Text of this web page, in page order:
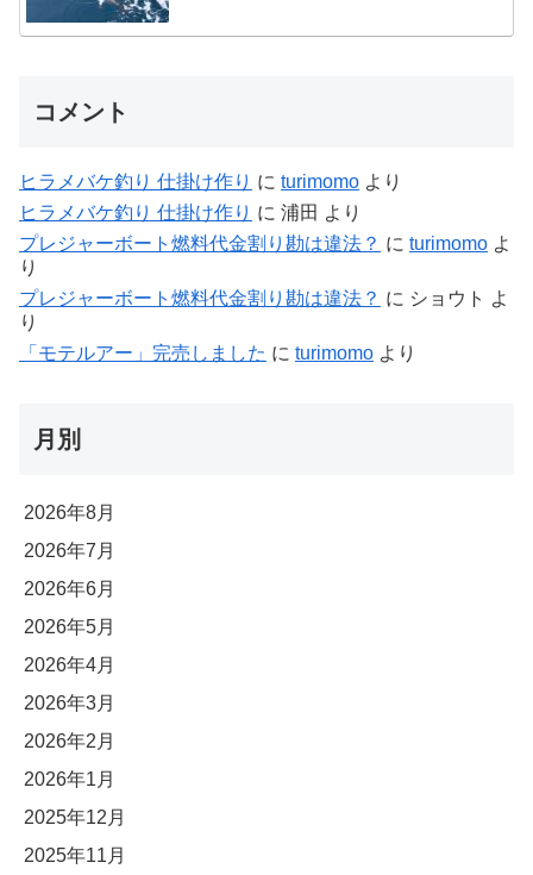
コメント
ヒラメバケ釣り 仕掛け作り に turimomo より
ヒラメバケ釣り 仕掛け作り に 浦田 より
プレジャーボート燃料代金割り勘は違法？ に turimomo よ
り
プレジャーボート燃料代金割り勘は違法？ に ショウト よ
り
「モテルアー」完売しました に turimomo より
月別
2026年8月
2026年7月
2026年6月
2026年5月
2026年4月
2026年3月
2026年2月
2026年1月
2025年12月
2025年11月